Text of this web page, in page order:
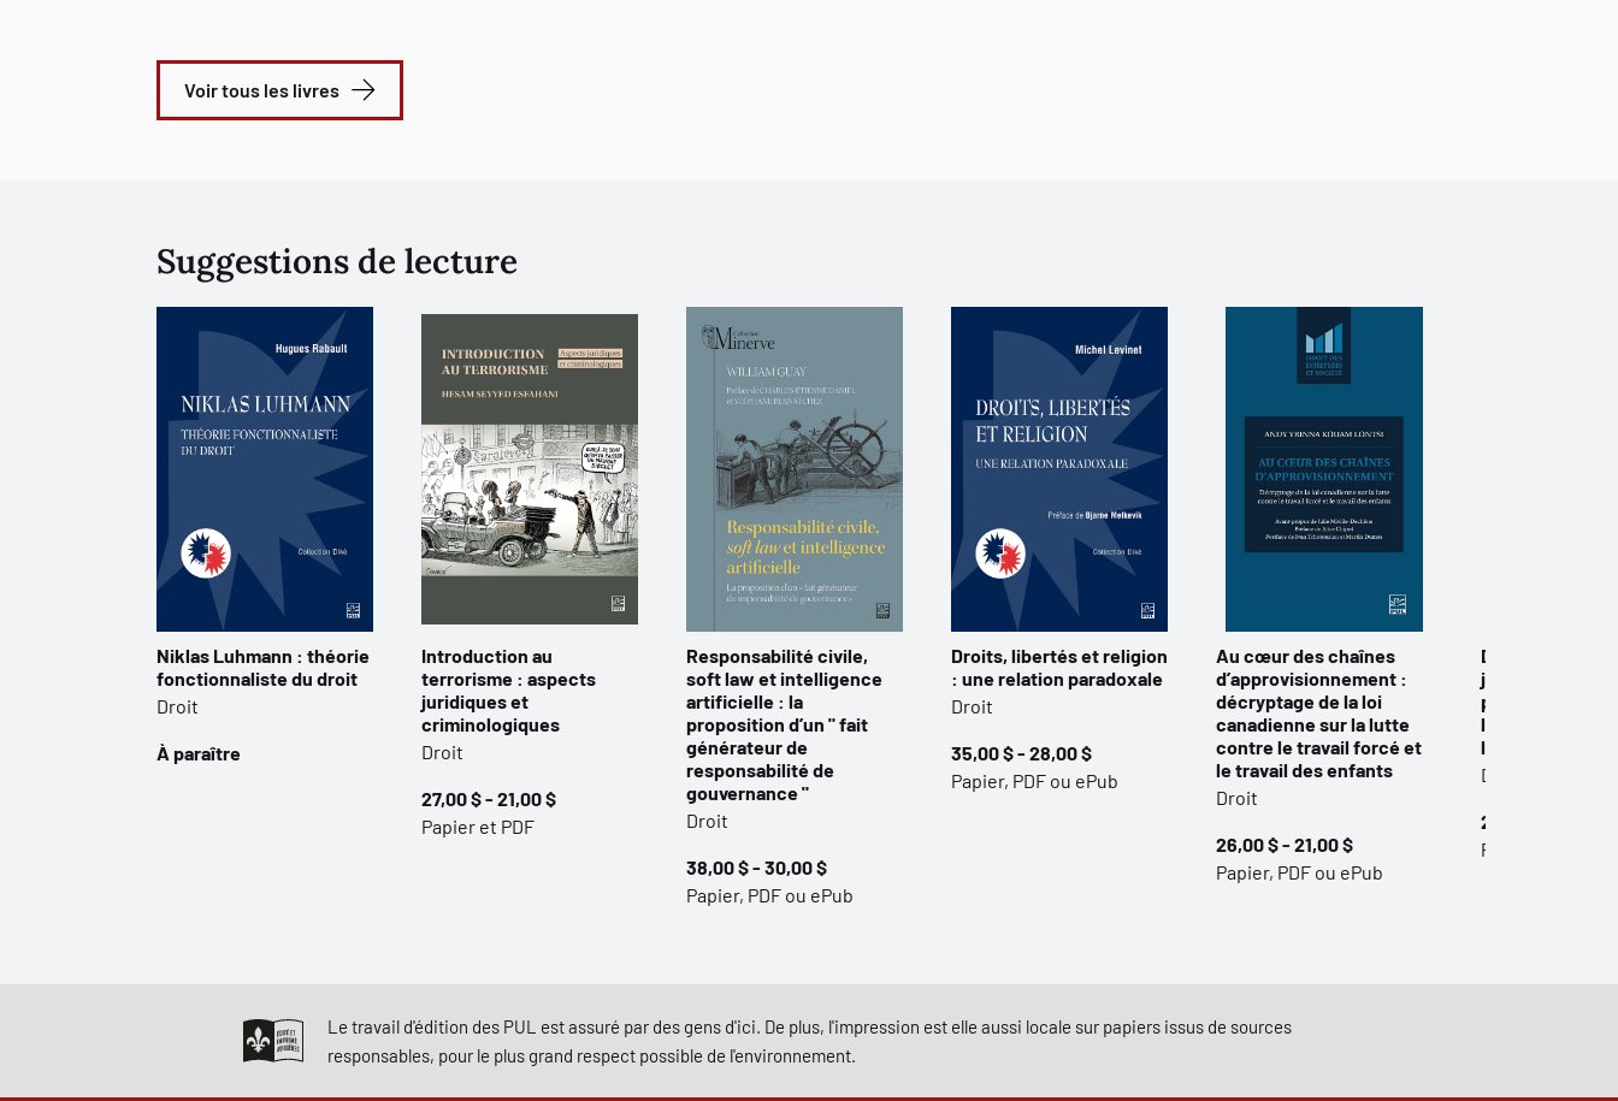
Voir tous les livres
Suggestions de lecture
Niklas Luhmann : théorie
fonctionnaliste du droit
Droit
À paraître
Introduction au
terrorisme : aspects
juridiques et
criminologiques
Droit
27,00 $ - 21,00 $
Papier et PDF
Responsabilité civile,
soft law et intelligence
artificielle : la
proposition d’un " fait
générateur de
responsabilité de
gouvernance "
Droit
38,00 $ - 30,00 $
Papier, PDF ou ePub
Droits, libertés et religion
: une relation paradoxale
Droit
35,00 $ - 28,00 $
Papier, PDF ou ePub
Au cœur des chaînes
d’approvisionnement :
décryptage de la loi
canadienne sur la lutte
contre le travail forcé et
le travail des enfants
Droit
26,00 $ - 21,00 $
Papier, PDF ou ePub
Dire le droit,
justice : les
peuples
le droit des
l'égalité
Droit
24,95 $ - 19,95 $
Papier, PDF ou
Le travail d'édition des PUL est assuré par des gens d'ici. De plus, l'impression est elle aussi locale sur papiers issus de sources
responsables, pour le plus grand respect possible de l'environnement.